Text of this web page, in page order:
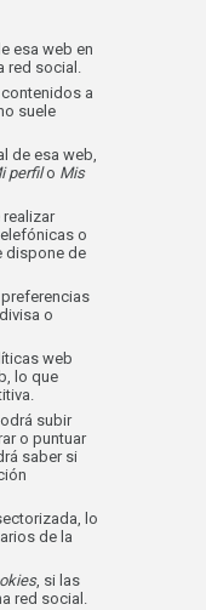
esa web en
red social.
a
suele
de esa web,
perfilo Mis
o
dispone de
o
web
lo que
subir
o puntuar
saber si
lo
de la
, si las
red social.